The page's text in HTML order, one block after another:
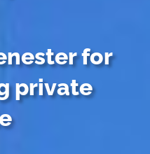
for
private